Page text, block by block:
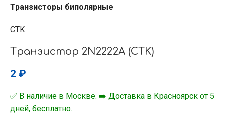
Транзисторы биполярные
CTK
Транзистор 2N2222A (CTK)
2 ₽
✅ В наличие в Москве. ➡️ Доставка в Красноярск от 5
дней, бесплатно.